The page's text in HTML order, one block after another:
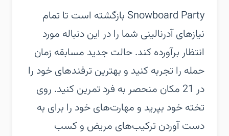
‏‏Snowboard Party بازگشته است تا تمام
نیازهای آدرنالینی شما را در این دنباله مورد
انتظار برآورده کند. حالت جدید مسابقه زمان
حمله را تجربه کنید و بهترین ترفندهای خود را
در 21 مکان منحصر به فرد تمرین کنید. روی
تخته خود بپرید و مهارت‌های خود را برای به
دست آوردن ترکیب‌های مریض و کسب